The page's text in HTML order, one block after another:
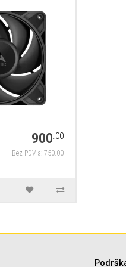
900.00
Bez PDV-a: 750.00